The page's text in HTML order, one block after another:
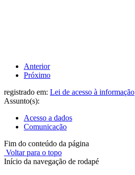
Anterior
Próximo
registrado em: Lei de acesso à informação
Assunto(s):
Acesso a dados
Comunicação
Fim do conteúdo da página
Voltar para o topo
Início da navegação de rodapé